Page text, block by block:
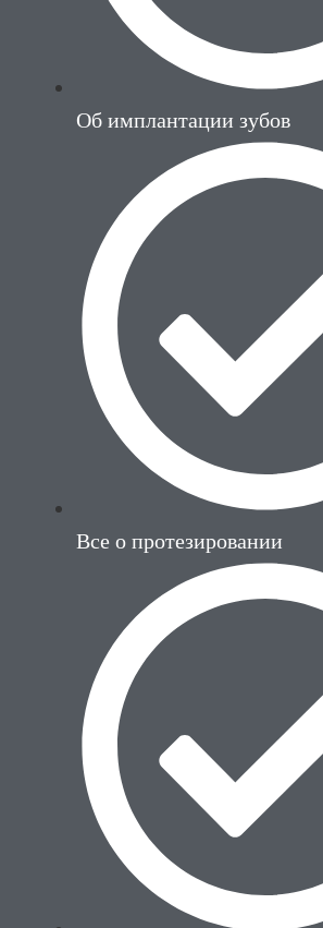
Об имплантации зубов
Все о протезировании